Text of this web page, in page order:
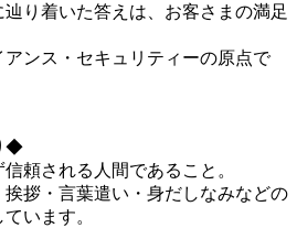
り着いた答えは、お客さまの満足
ンス・セキュリティーの原点で
◆
頼される人間であること。
拶・言葉遣い・身だしなみなどの
います。